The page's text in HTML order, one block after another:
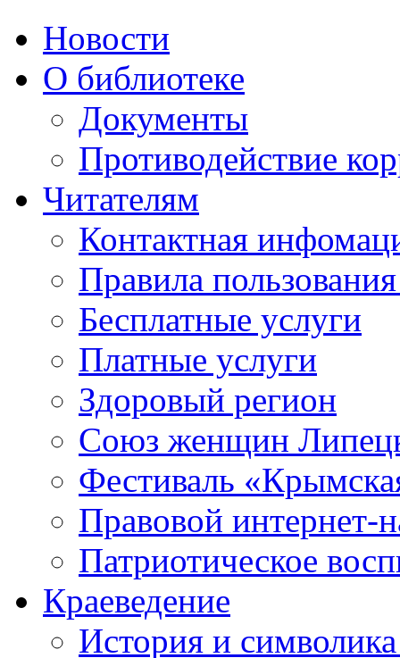
Новости
О библиотеке
Документы
Противодействие
Читателям
Контактная
Правила
Бесплатные услуги
Платные услуги
Здоровый регион
Союз женщин
Фестиваль
Правовой интернет-
Патриотическое
Краеведение
История и